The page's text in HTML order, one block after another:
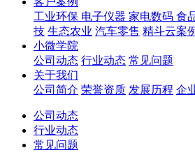
工业环保 电子仪器 家电数码 食
技 生态农业 汽车零售 精斗云案
小微学院
公司动态 行业动态 常见问题
关于我们
公司简介 荣誉资质 发展历程 企
公司动态
行业动态
常见问题